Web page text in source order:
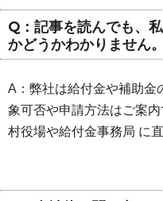
Q：記事を読んでも、
かどうかわかりません
A：弊社は給付金や補助金
象可否や申請方法はご案
村役場や給付金事務局 に